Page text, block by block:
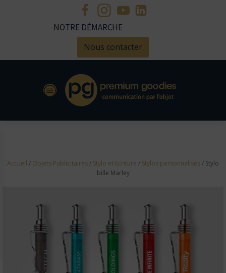
NOTRE DÉMARCHE
Nous contacter
Accueil / Objets Publicitaires/ Stylo et Ecriture / Stylos personnalisés/ Stylo
bille Marley